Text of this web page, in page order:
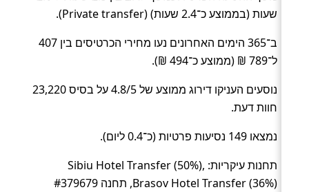
שעות (בממוצע כ־2.4 שעות) (Private transfer).
ב־365 הימים האחרונים נעו מחירי הכרטיסים בין 407
ל־789 ₪ (ממוצע כ־494 ₪).
נוסעים העניקו דירוג ממוצע של 4.8/5 על בסיס 23,220
חוות דעת.
נמצאו 149 נסיעות פרטיות (כ־0.4 ליום).
תחנות עיקריות: Sibiu Hotel Transfer (50%),
Brasov Hotel Transfer (36%), תחנה #379679